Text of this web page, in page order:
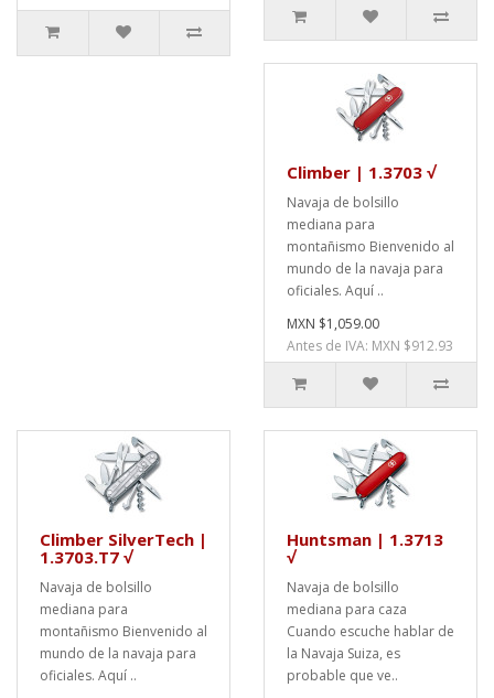
Climber | 1.3703 √
Navaja de bolsillo
mediana para
montañismo Bienvenido al
mundo de la navaja para
oficiales. Aquí ..
MXN $1,059.00
Antes de IVA: MXN $912.93
Climber SilverTech |
1.3703.T7 √
Navaja de bolsillo
mediana para
montañismo Bienvenido al
mundo de la navaja para
oficiales. Aquí ..
Huntsman | 1.3713
√
Navaja de bolsillo
mediana para caza
Cuando escuche hablar de
la Navaja Suiza, es
probable que ve..